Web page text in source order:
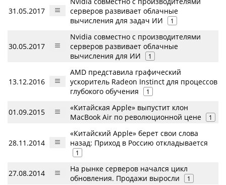
31.05.2017
серверов развивает облачные
вычисления для задач ИИ
1
30.05.2017
Nvidia совместно с производителями
серверов развивает облачные
вычисления для ИИ
1
13.12.2016
AMD представила графический
ускоритель Radeon Instinct для процессов
глубокого обучения
1
01.09.2015
«Китайская Apple» выпустит клон
MacBook Air по революционной цене
1
28.11.2014
«Китайский Apple» берет свои слова
назад: Приход в Россию откладывается
1
27.08.2014
На рынке серверов начался цикл
обновления. Продажи выросли
1